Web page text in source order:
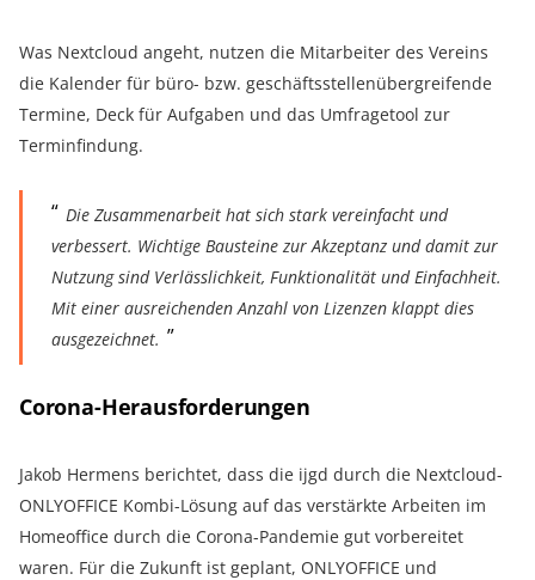
Was Nextcloud angeht, nutzen die Mitarbeiter des Vereins
die Kalender für büro- bzw. geschäftsstellenübergreifende
Termine, Deck für Aufgaben und das Umfragetool zur
Terminfindung.
Die Zusammenarbeit hat sich stark vereinfacht und
verbessert. Wichtige Bausteine zur Akzeptanz und damit zur
Nutzung sind Verlässlichkeit, Funktionalität und Einfachheit.
Mit einer ausreichenden Anzahl von Lizenzen klappt dies
ausgezeichnet.
Corona-Herausforderungen
Jakob Hermens berichtet, dass die ijgd durch die Nextcloud-
ONLYOFFICE Kombi-Lösung auf das verstärkte Arbeiten im
Homeoffice durch die Corona-Pandemie gut vorbereitet
waren. Für die Zukunft ist geplant, ONLYOFFICE und